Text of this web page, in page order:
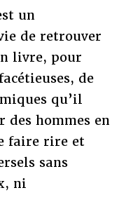
un
de retrouver
livre, pour
de
qu’il
des hommes en
faire rire et
sans
ni